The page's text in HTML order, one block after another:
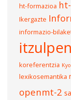
ht-formazioa
Ikergazte
informazio-
koreferentzia
lexikosemantika
openmt-2